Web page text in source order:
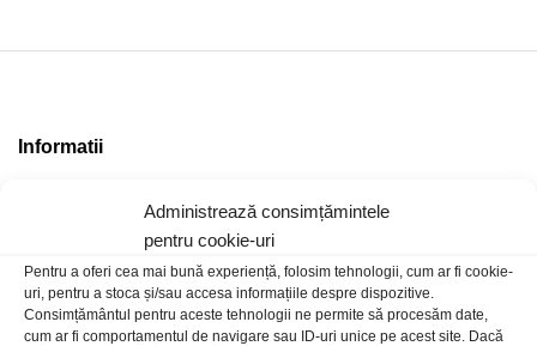
Administrează consimțămintele
pentru cookie-uri
Pentru a oferi cea mai bună experiență, folosim tehnologii, cum ar fi cookie-
uri, pentru a stoca și/sau accesa informațiile despre dispozitive.
Consimțământul pentru aceste tehnologii ne permite să procesăm date,
cum ar fi comportamentul de navigare sau ID-uri unice pe acest site. Dacă
Informatii
Locatia magazinului